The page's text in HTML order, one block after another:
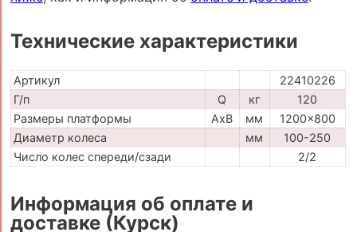
Технические характеристики
Артикул
22410226
Г/п
Q кг
120
Размеры платформы
AxB мм
1200x800
Диаметр колеса
мм
100-250
Число колес спереди/сзади
2/2
Информация об оплате и
доставке (Курск)